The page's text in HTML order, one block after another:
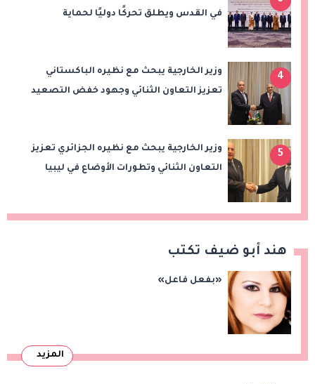
في القدس ويطلق تحركًا دوليًا لحماية
4
وزير الخارجية يبحث مع نظيره الباكستاني
تعزيز التعاون الثنائي وجهود خفض التصعيد
5
وزير الخارجية يبحث مع نظيره الجزائري تعزيز
التعاون الثنائي وتطورات الأوضاع في ليبيا
هند أبو ضيف تكتب
«بفعل فاعل»
المزيد